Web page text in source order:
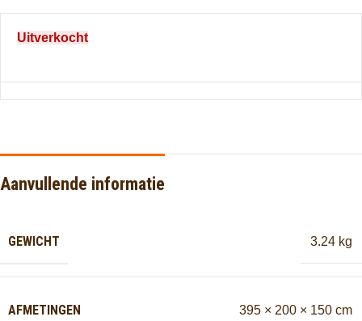
Uitverkocht
Aanvullende informatie
GEWICHT 3.24 kg
AFMETINGEN 395 × 200 × 150 cm